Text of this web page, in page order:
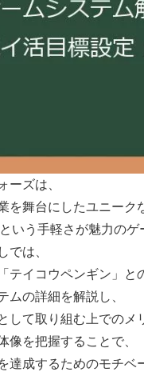
ーズは、
を舞台にしたユニーク
いう手軽さが魅力のゲ
では、
テイコウペンギン」と
ムの詳細を解説し、
して取り組む上でのメ
像を把握することで、
達成するためのモチベ